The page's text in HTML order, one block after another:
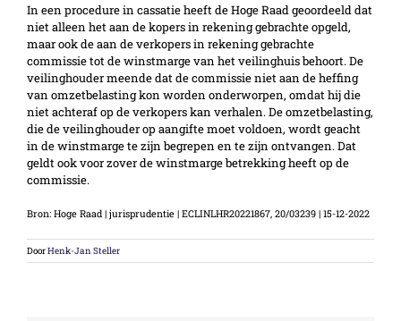
In een procedure in cassatie heeft de Hoge Raad geoordeeld dat
niet alleen het aan de kopers in rekening gebrachte opgeld,
maar ook de aan de verkopers in rekening gebrachte
commissie tot de winstmarge van het veilinghuis behoort. De
veilinghouder meende dat de commissie niet aan de heffing
van omzetbelasting kon worden onderworpen, omdat hij die
niet achteraf op de verkopers kan verhalen. De omzetbelasting,
die de veilinghouder op aangifte moet voldoen, wordt geacht
in de winstmarge te zijn begrepen en te zijn ontvangen. Dat
geldt ook voor zover de winstmarge betrekking heeft op de
commissie.
Bron: Hoge Raad | jurisprudentie | ECLINLHR20221867, 20/03239 | 15-12-2022
DoorHenk-Jan Steller